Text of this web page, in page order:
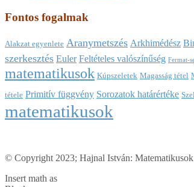
Fontos fogalmak
Alakzat egyenlete Aranymetszés Arkhimédész
szerkesztés Euler Feltételes valószínűség Fermat-
matematikusok Kúpszeletek Magasság tétel
tétele Primitív függvény Sorozatok határértéke
matematikusok
© Copyright 2023; Hajnal István:
Insert math as